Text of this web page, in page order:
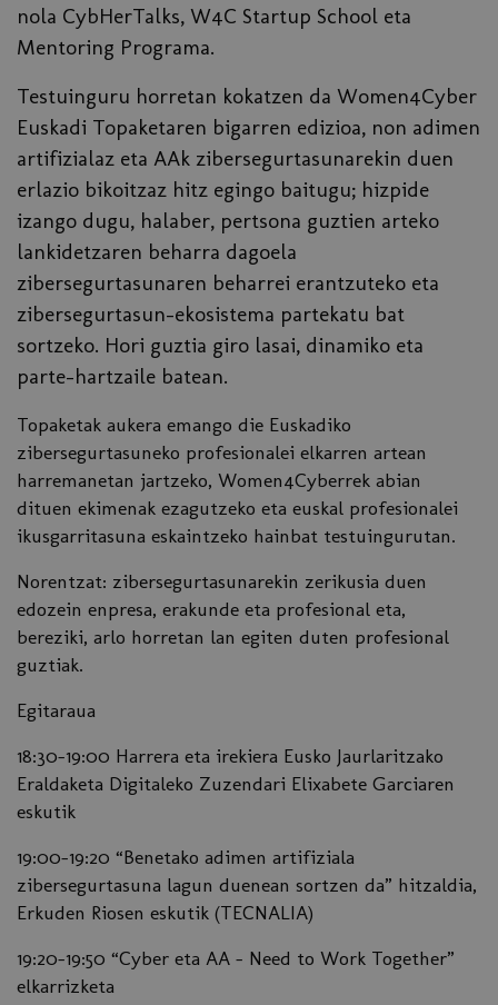
nola CybHerTalks, W4C Startup School eta
Mentoring Programa.
Testuinguru horretan kokatzen da Women4Cyber
Euskadi Topaketaren bigarren edizioa, non adimen
artifizialaz eta AAk zibersegurtasunarekin duen
erlazio bikoitzaz hitz egingo baitugu; hizpide
izango dugu, halaber, pertsona guztien arteko
lankidetzaren beharra dagoela
zibersegurtasunaren beharrei erantzuteko eta
zibersegurtasun-ekosistema partekatu bat
sortzeko. Hori guztia giro lasai, dinamiko eta
parte-hartzaile batean.
Topaketak aukera emango die Euskadiko
zibersegurtasuneko profesionalei elkarren artean
harremanetan jartzeko, Women4Cyberrek abian
dituen ekimenak ezagutzeko eta euskal profesionalei
ikusgarritasuna eskaintzeko hainbat testuingurutan.
Norentzat: zibersegurtasunarekin zerikusia duen
edozein enpresa, erakunde eta profesional eta,
bereziki, arlo horretan lan egiten duten profesional
guztiak.
Egitaraua
18:30-19:00 Harrera eta irekiera Eusko Jaurlaritzako
Eraldaketa Digitaleko Zuzendari Elixabete Garciaren
eskutik
19:00-19:20 “Benetako adimen artifiziala
zibersegurtasuna lagun duenean sortzen da” hitzaldia,
Erkuden Riosen eskutik (TECNALIA)
19:20-19:50 “Cyber eta AA – Need to Work Together”
elkarrizketa